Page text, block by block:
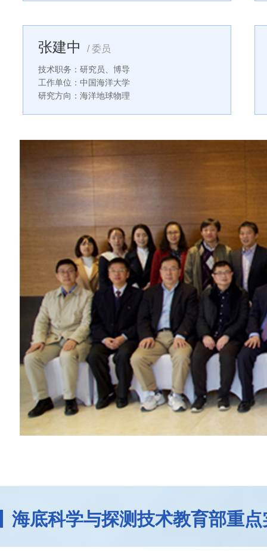
张建中 / 委员
技术职务：研究员、博导
工作单位：中国海洋大学
研究方向：海洋地球物理
海底科学与探测技术教育部重